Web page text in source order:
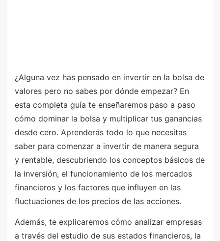
¿Alguna vez has pensado en invertir en la bolsa de
valores pero no sabes por dónde empezar? En
esta completa guía te enseñaremos paso a paso
cómo dominar la bolsa y multiplicar tus ganancias
desde cero. Aprenderás todo lo que necesitas
saber para comenzar a invertir de manera segura
y rentable, descubriendo los conceptos básicos de
la inversión, el funcionamiento de los mercados
financieros y los factores que influyen en las
fluctuaciones de los precios de las acciones.
Además, te explicaremos cómo analizar empresas
a través del estudio de sus estados financieros, la